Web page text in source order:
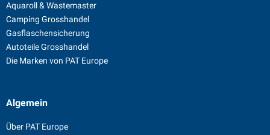
Aquaroll & Wastemaster
Camping Grosshandel
Gasflaschensicherung
Autoteile Grosshandel
Die Marken von PAT Europe
Algemein
Über PAT Europe